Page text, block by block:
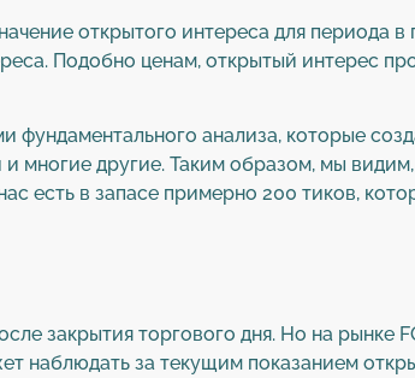
открытого интереса для периода в
Подобно ценам, открытый интерес
фундаментального анализа, которые
многие другие. Таким образом, мы видим,
есть в запасе примерно 200 тиков,
закрытия торгового дня. Но на рынке
наблюдать за текущим показанием